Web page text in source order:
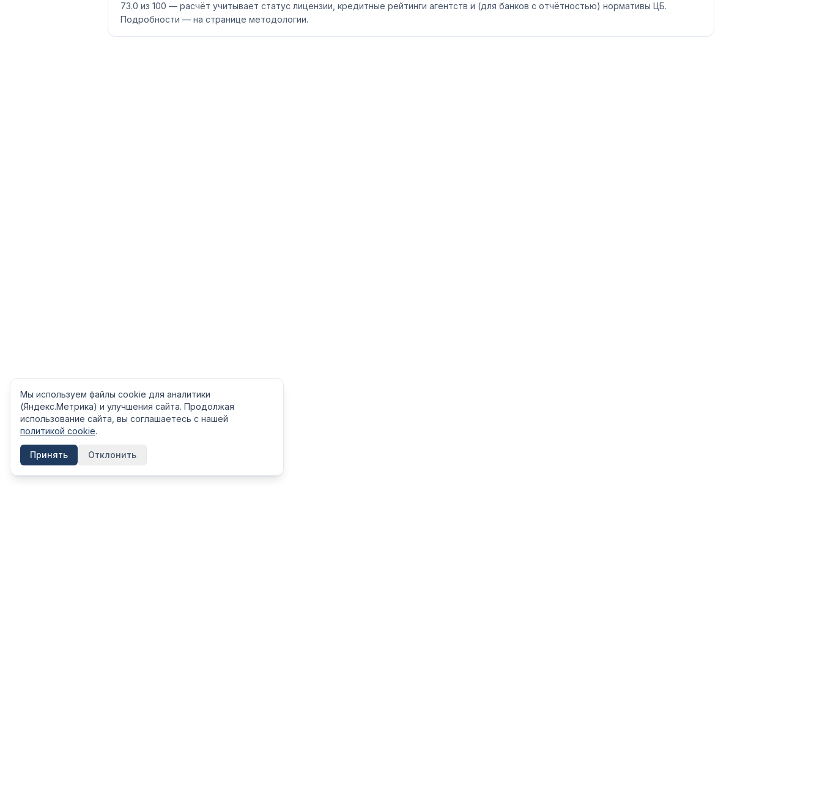
73.0 из 100 — расчёт учитывает статус лицензии, кредитные рейтинги агентств и (для банков с отчётностью) нормативы ЦБ.
Подробности — на странице методологии.
Мы используем файлы cookie для аналитики
(Яндекс.Метрика) и улучшения сайта. Продолжая
использование сайта, вы соглашаетесь с нашей
политикой cookie.
Принять Отклонить